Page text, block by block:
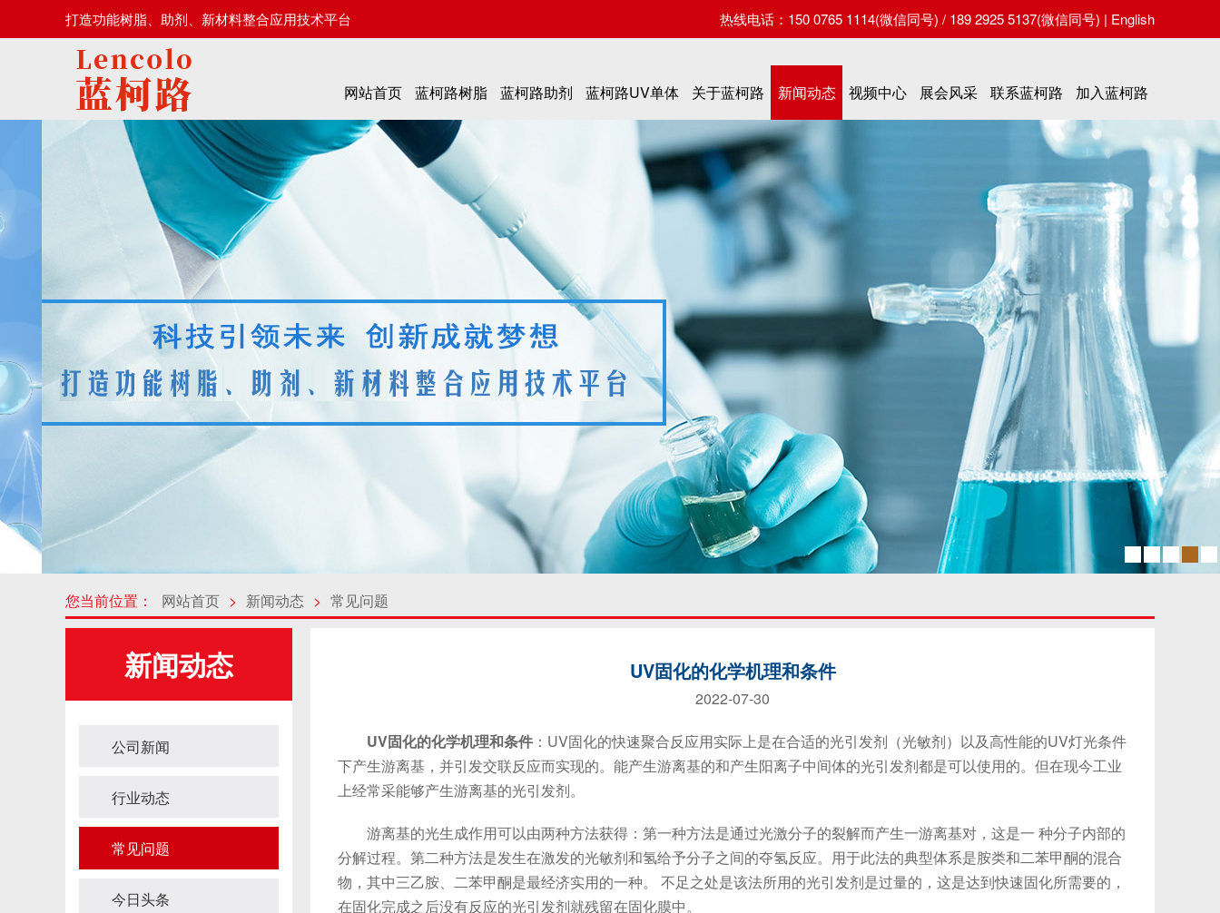
打造功能树脂、助剂、新材料整合应用技术平台 热线电话：150 0765 1114(微信同号) / 189 2925 5137(微信同号) | English
网站首页 蓝柯路树脂 蓝柯路助剂 蓝柯路UV单体 关于蓝柯路 新闻动态 视频中心 展会风采 联系蓝柯路 加入蓝柯路
您当前位置： 网站首页 > 新闻动态 > 常见问题
新闻动态
公司新闻
行业动态
常见问题
今日头条
UV固化的化学机理和条件
2022-07-30
UV固化的化学机理和条件 ：UV固化的快速聚合反应用实际上是在合适的光引发剂（光敏剂）以及高性能的UV灯光条件
下产生游离基，并引发交联反应而实现的。能产生游离基的和产生阳离子中间体的光引发剂都是可以使用的。但在现今工业
上经常采能够产生游离基的光引发剂。
游离基的光生成作用可以由两种方法获得：第一种方法是通过光激分子的裂解而产生一游离基对，这是一 种分子内部的
分解过程。第二种方法是发生在激发的光敏剂和氢给予分子之间的夺氢反应。用于此法的典型体系是胺类和二苯甲酮的混合
物，其中三乙胺、二苯甲酮是最经济实用的一种。 不足之处是该法所用的光引发剂是过量的，这是达到快速固化所需要的，
在固化完成之后没有反应的光引发剂就残留在固化膜中。